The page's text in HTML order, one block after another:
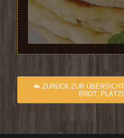
ZURÜCK ZUR
BROT,